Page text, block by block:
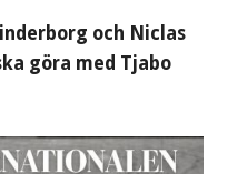
och Niclas
göra med Tjabo